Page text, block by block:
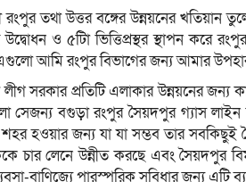
রংপুর তথা উত্তর বঙ্গের উন্নয়নের
ও ৫টিা ভিত্তিপ্রস্থর স্থাপন করে
আমি রংপুর বিভাগের জন্য আমার উপহার
সরকার প্রতিটি এলাকার উন্নয়নের জন্য
সেজন্য বগুড়া রংপুর সৈয়দপুর গ্যাস
শহর হওয়ার জন্য যা যা সম্ভব তার সবকিছুই
চার লেনে উন্নীত করছে এবং সৈয়দপুর
বাণিজ্যে পারস্পরিক সুবিধার জন্য এটি